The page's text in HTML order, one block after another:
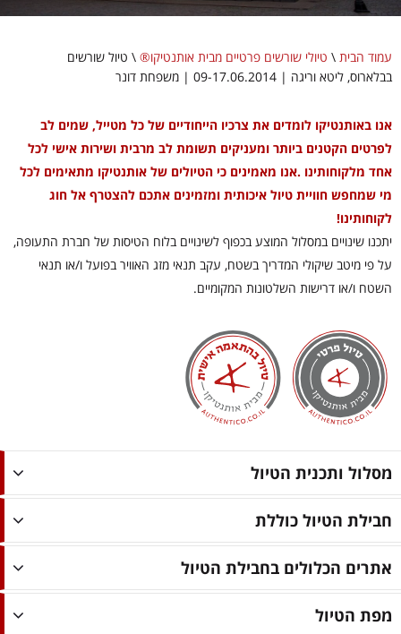
עמוד הבית \ טיולי שורשים פרטיים מבית אותנטיקו® \ טיול שורשים
בבלארוס, ליטא וריגה | 09-17.06.2014 | משפחת דונר
אנו באותנטיקו לומדים את צרכיו הייחודיים של כל מטייל, שמים לב
לפרטים הקטנים ביותר ומעניקים תשומת לב מרבית ושירות אישי לכל
אחד מלקוחותינו .אנו מאמינים כי הטיולים של אותנטיקו מתאימים לכל
מי שמחפש חוויית טיול איכותית ומזמינים אתכם להצטרף אל חוג
לקוחותינו!
יתכנו שינויים במסלול המוצע בכפוף לשינויים בלוח הטיסות של חברת התעופה,
על פי מיטב שיקולי המדריך בשטח, עקב תנאי מזג האוויר בפועל ו/או תנאי
השטח ו/או דרישות השלטונות המקומיים.
מסלול ותכנית הטיול
חבילת הטיול כוללת
אתרים הכלולים בחבילת הטיול
מפת הטיול